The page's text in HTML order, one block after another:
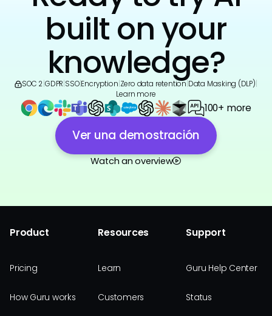
built on your
knowledge?
SOC 2 GDPR SSO|Encryption Zero data retention Data Masking (DLP)
Learn more
100+ more
Ver una demostración
Watch an overview
Product
Pricing
How Guru works
Resources
Learn
Customers
Support
Guru Help Center
Status